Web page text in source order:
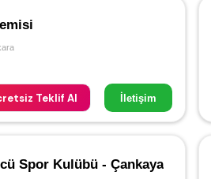
Teklif Al İletişim
Spor Kulübü - Çankaya